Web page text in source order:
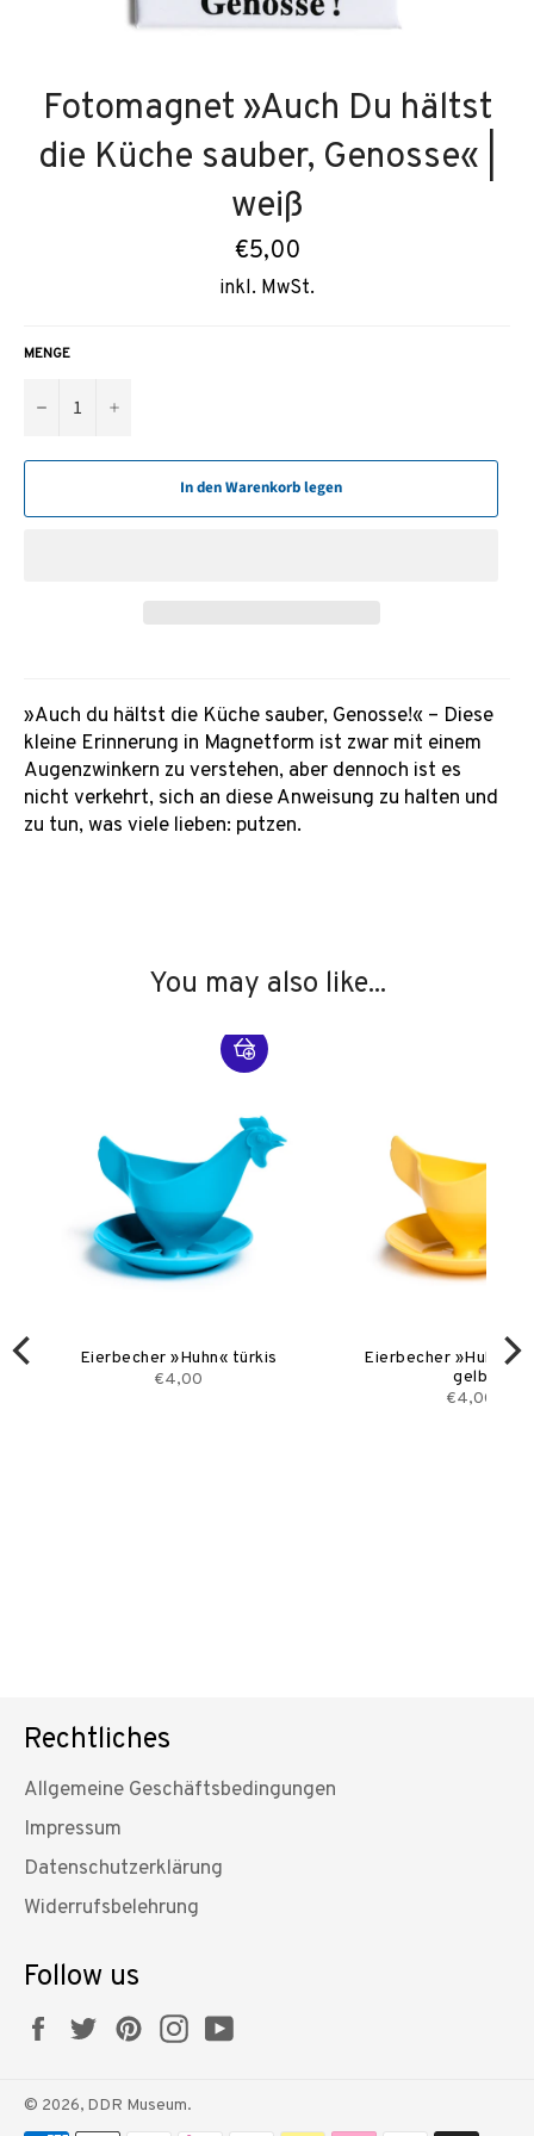
Fotomagnet »Auch Du hältst
die Küche sauber, Genosse« |
weiß
Normaler
Preis
€5,00
inkl. MwSt.
MENGE
− +
In den Warenkorb legen
»Auch du hältst die Küche sauber, Genosse!« – Diese
kleine Erinnerung in Magnetform ist zwar mit einem
Augenzwinkern zu verstehen, aber dennoch ist es
nicht verkehrt, sich an diese Anweisung zu halten und
zu tun, was viele lieben: putzen.
You may also like...
Eierbecher »Huhn« türkis
€4,00
Eierbecher »Huhn«
gelb
€4,00
Rechtliches
Allgemeine Geschäftsbedingungen
Impressum
Datenschutzerklärung
Widerrufsbelehrung
Follow us
FacebookTwitterPinterestInstagram
© 2026, DDR Museum.